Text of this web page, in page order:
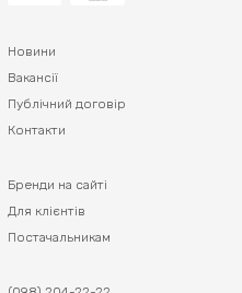
Новини
Вакансії
Публічний договір
Контакти
Бренди на сайті
Для клієнтів
Постачальникам